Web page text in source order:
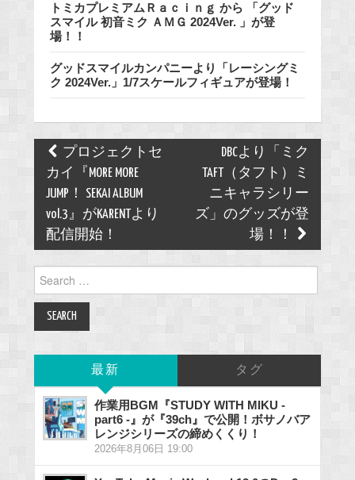
トミカプレミアムＲａｃｉｎｇ から 「グッド
スマイル 初音ミク ＡＭＧ 2024Ver. 」が登
場！！
グッドスマイルカンパニーより「レーシングミ
ク 2024Ver.」1/7スケールフィギュアが登場！
Post
navigation
プロジェクトセ
カイ『MORE MORE
JUMP！ SEKAI ALBUM
vol.3』がKARENTより
配信開始！
DBCより「ミク
TAFT（タフト）ミ
ニキャラシリー
ズ」のグッズが登
場！！
for:
最新 タグ
作業用BGM『STUDY WITH MIKU -
part6 -』が『39ch』で公開！ボサノバア
レンジシリーズの締めくくり！
2026年8月06日 19:00